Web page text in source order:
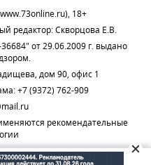
18+
редактор: Скворцова Е.В.
от 29.06.2009 г. выдано
дом 90, офис 1
+7 (9372) 762-909
рекомендательные